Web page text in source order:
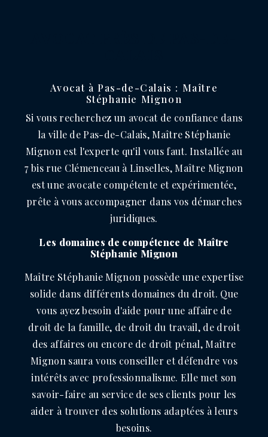
Avocat à Pas-de-Calais : Maître
Stéphanie Mignon
Si vous recherchez un avocat de confiance dans
la ville de Pas-de-Calais, Maître Stéphanie
Mignon est l'experte qu'il vous faut. Installée au
7 bis rue Clémenceau à Linselles, Maître Mignon
est une avocate compétente et expérimentée,
prête à vous accompagner dans vos démarches
juridiques.
Les domaines de compétence de Maître
Stéphanie Mignon
Maître Stéphanie Mignon possède une expertise
solide dans différents domaines du droit. Que
vous ayez besoin d'aide pour une affaire de
droit de la famille, de droit du travail, de droit
des affaires ou encore de droit pénal, Maître
Mignon saura vous conseiller et défendre vos
intérêts avec professionnalisme. Elle met son
savoir-faire au service de ses clients pour les
aider à trouver des solutions adaptées à leurs
besoins.